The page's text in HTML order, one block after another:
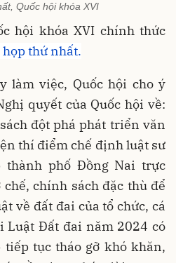
Quốc hội khóa XVI
hội khóa XVI chính thức
họp thứ nhất.
làm việc, Quốc hội cho ý
quyết của Quốc hội về:
đột phá phát triển văn
thí điểm chế định luật sư
thành phố Đồng Nai trực
chính sách đặc thù để
về đất đai của tổ chức, cá
Luật Đất đai năm 2024 có
tục tháo gỡ khó khăn,